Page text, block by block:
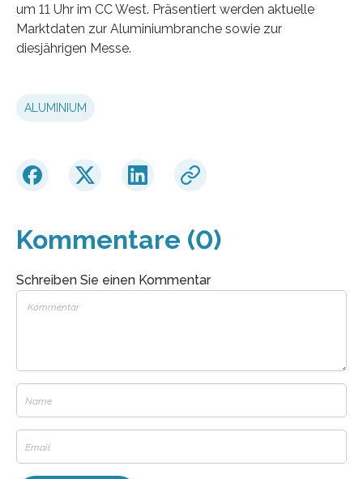
um 11 Uhr im CC West. Präsentiert werden aktuelle
Marktdaten zur Aluminiumbranche sowie zur
diesjährigen Messe.
ALUMINIUM
Kommentare (0)
Schreiben Sie einen Kommentar